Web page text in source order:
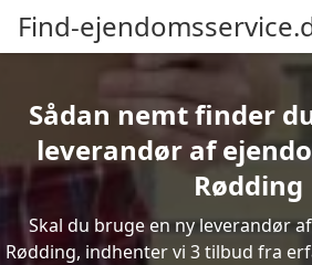
Find-
Sådan nemt finder
leverandør af
Rødding
Skal du bruge en ny leverandør
Rødding, indhenter vi 3 tilbud fra